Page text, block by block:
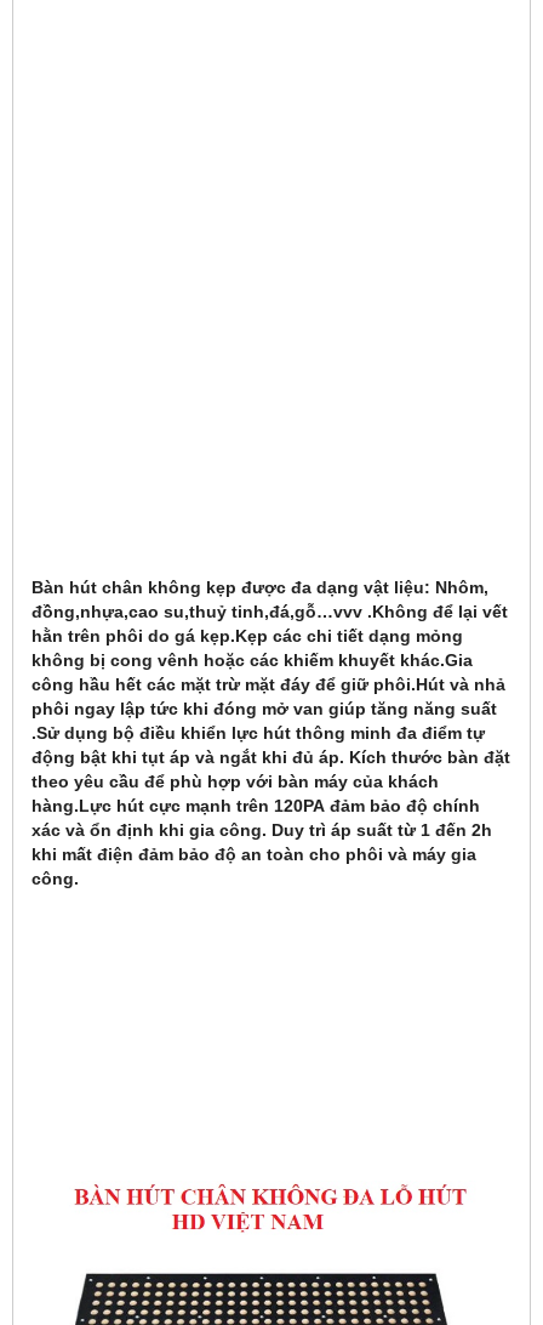
Bàn hút chân không kẹp được đa dạng vật liệu: Nhôm,
đồng,nhựa,cao su,thuỷ tinh,đá,gỗ…vvv .Không để lại vết
hằn trên phôi do gá kẹp.Kẹp các chi tiết dạng mỏng
không bị cong vênh hoặc các khiếm khuyết khác.Gia
công hầu hết các mặt trừ mặt đáy để giữ phôi.Hút và nhả
phôi ngay lập tức khi đóng mở van giúp tăng năng suất
.Sử dụng bộ điều khiển lực hút thông minh đa điểm tự
động bật khi tụt áp và ngắt khi đủ áp. Kích thước bàn đặt
theo yêu cầu để phù hợp với bàn máy của khách
hàng.Lực hút cực mạnh trên 120PA đảm bảo độ chính
xác và ổn định khi gia công. Duy trì áp suất từ 1 đến 2h
khi mất điện đảm bảo độ an toàn cho phôi và máy gia
công.